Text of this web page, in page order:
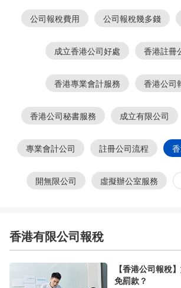
公司報稅費用 公司報稅幾多錢
成立香港公司好處 香港註冊
香港專業會計服務 香港公司
香港公司秘書服務 成立有限公司
專業會計公司 註冊公司流程
開無限公司 虛擬辦公室服務
香港有限公司報稅
【香港公司報稅
免罰款？